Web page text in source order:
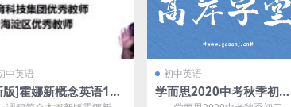
中英语
版]霍娜新概念英语1册
初中英语
学而思2020中考秋季初三